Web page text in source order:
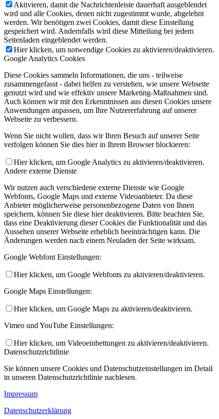
Aktivieren, damit die Nachrichtenleiste dauerhaft ausgeblendet
wird und alle Cookies, denen nicht zugestimmt wurde, abgelehnt
werden. Wir benötigen zwei Cookies, damit diese Einstellung
gespeichert wird. Andernfalls wird diese Mitteilung bei jedem
Seitenladen eingeblendet werden.
Hier klicken, um notwendige Cookies zu aktivieren/deaktivieren.
Google Analytics Cookies
Diese Cookies sammeln Informationen, die uns - teilweise
zusammengefasst - dabei helfen zu verstehen, wie unsere Webseite
genutzt wird und wie effektiv unsere Marketing-Maßnahmen sind.
Auch können wir mit den Erkenntnissen aus diesen Cookies unsere
Anwendungen anpassen, um Ihre Nutzererfahrung auf unserer
Webseite zu verbessern.
Wenn Sie nicht wollen, dass wir Ihren Besuch auf unserer Seite
verfolgen können Sie dies hier in Ihrem Browser blockieren:
Hier klicken, um Google Analytics zu aktivieren/deaktivieren.
Andere externe Dienste
Wir nutzen auch verschiedene externe Dienste wie Google
Webfonts, Google Maps und externe Videoanbieter. Da diese
Anbieter möglicherweise personenbezogene Daten von Ihnen
speichern, können Sie diese hier deaktivieren. Bitte beachten Sie,
dass eine Deaktivierung dieser Cookies die Funktionalität und das
Aussehen unserer Webseite erheblich beeinträchtigen kann. Die
Änderungen werden nach einem Neuladen der Seite wirksam.
Google Webfont Einstellungen:
Hier klicken, um Google Webfonts zu aktivieren/deaktivieren.
Google Maps Einstellungen:
Hier klicken, um Google Maps zu aktivieren/deaktivieren.
Vimeo und YouTube Einstellungen:
Hier klicken, um Videoeinbettungen zu aktivieren/deaktivieren.
Datenschutzrichtlinie
Sie können unsere Cookies und Datenschutzeinstellungen im Detail
in unseren Datenschutzrichtlinie nachlesen.
Impressum
Datenschutzerklärung